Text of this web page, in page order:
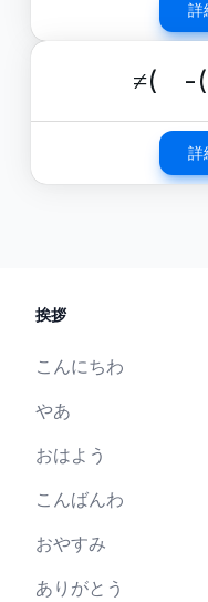
詳
≠(￣-(
詳
挨拶
こんにちわ
やあ
おはよう
こんばんわ
おやすみ
ありがとう